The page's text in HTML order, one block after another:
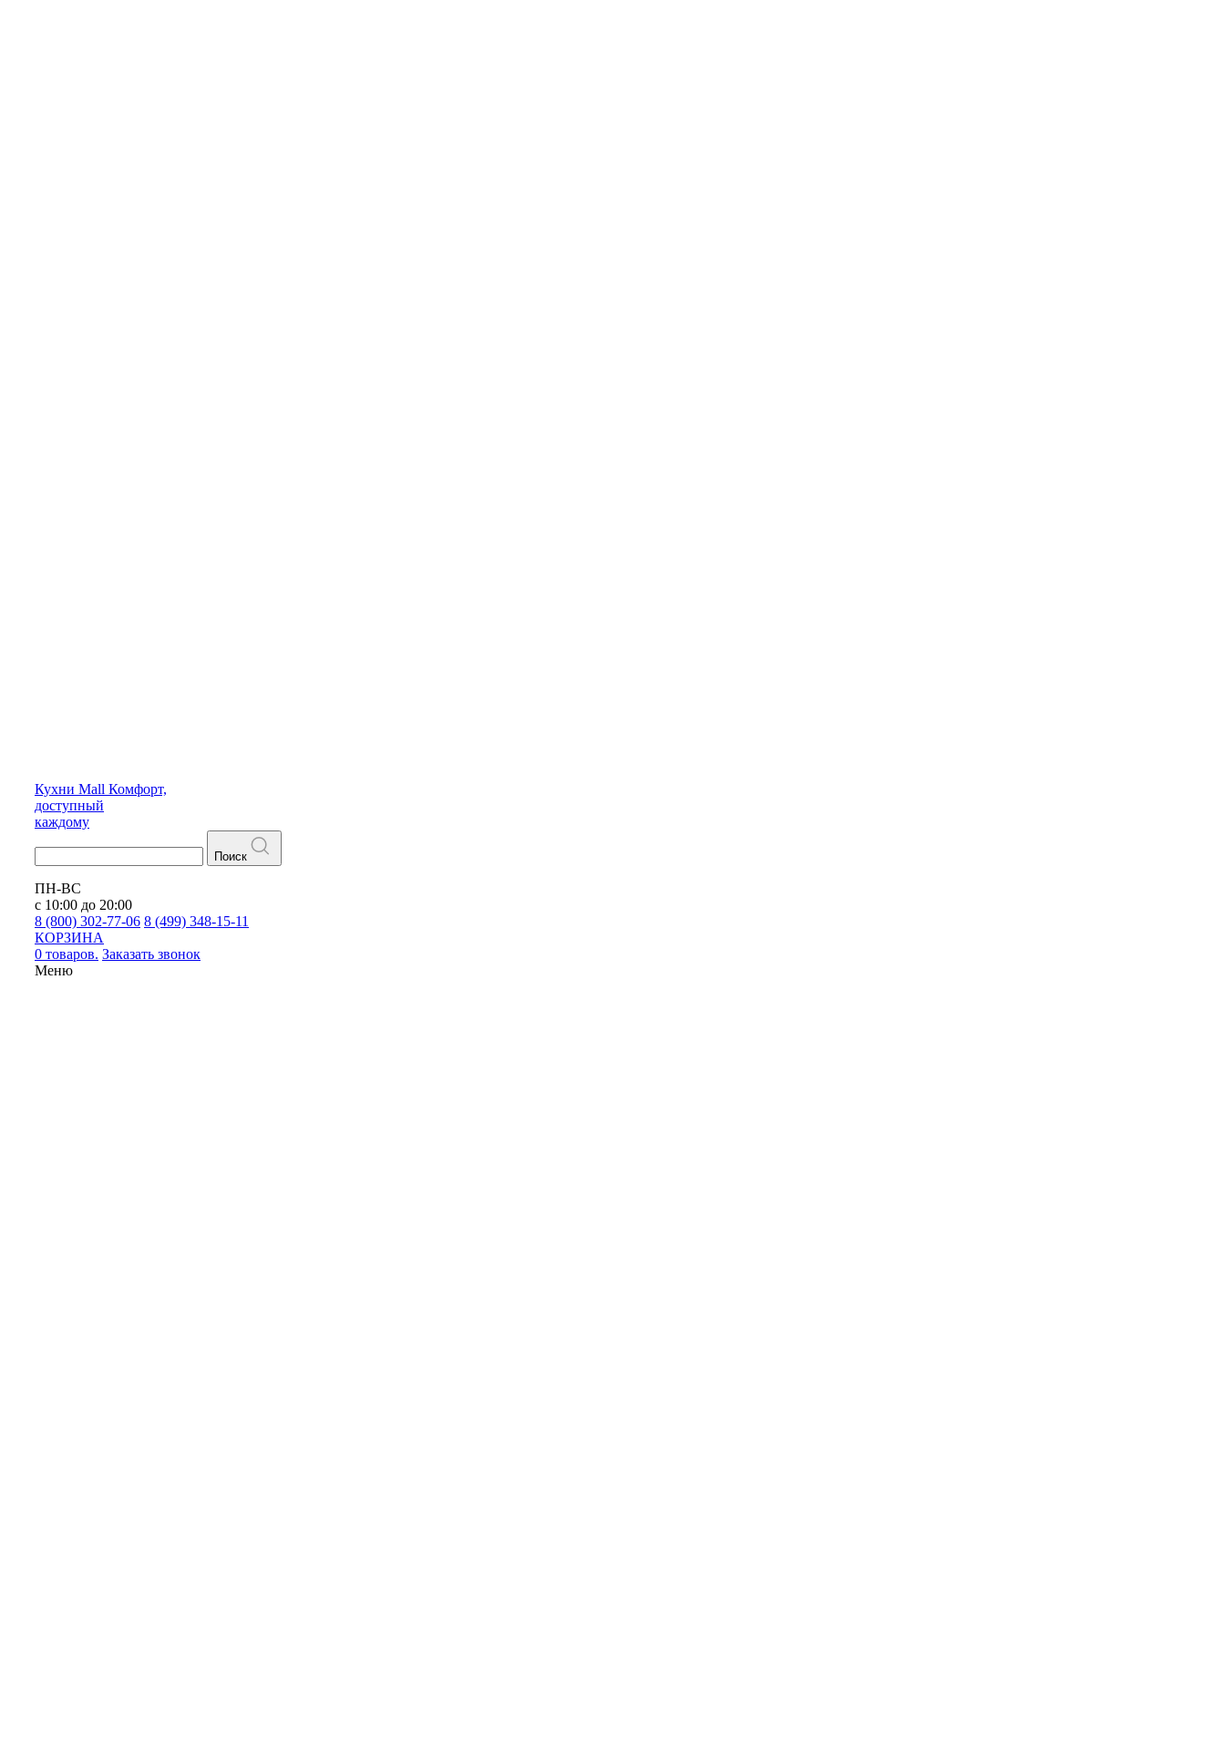
Кухни Mall Комфорт,
доступный
каждому
Поиск
ПН-ВС
с 10:00 до 20:00
8 (800) 302-77-06 8 (499) 348-15-11
КОРЗИНА
0 товаров. Заказать звонок
Меню